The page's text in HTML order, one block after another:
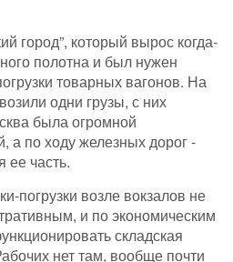
город”, который вырос когда-
полотна и был нужен
товарных вагонов. На
одни грузы, с них
была огромной
а по ходу железных дорог -
часть.
погрузки возле вокзалов не
и по экономическим
складская
нет там, вообще почти